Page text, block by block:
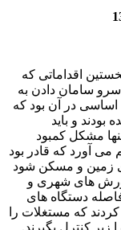
اقداماتی که
سرو سامان دادن به
در آن بود که
و باید
مشکل کمبود
آورد که قادر بود
زمین و مسکن شود
های شهری و
دستگاه های
که مستغلات را
زیر کنترل بگیرند.